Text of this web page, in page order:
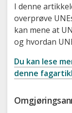
I denne
overprøve
kan mene at
og hvordan
Du kan lese
denne